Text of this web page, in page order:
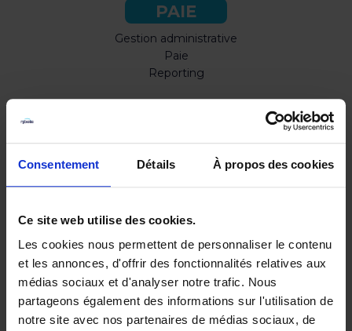
Consentement Détails À propos des cookies
Ce site web utilise des cookies.
Les cookies nous permettent de personnaliser le contenu
et les annonces, d'offrir des fonctionnalités relatives aux
médias sociaux et d'analyser notre trafic. Nous
partageons également des informations sur l'utilisation de
notre site avec nos partenaires de médias sociaux, de
PAIE
Gestion administrative
Paie
Reporting
Formation
GTA
Absences
Présence
Activités
Télétravail